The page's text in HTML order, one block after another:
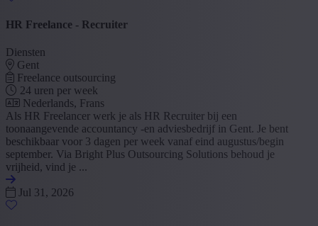
HR Freelance - Recruiter
Diensten
Gent
Freelance outsourcing
24 uren per week
Nederlands, Frans
Als HR Freelancer werk je als HR Recruiter bij een
toonaangevende accountancy -en adviesbedrijf in Gent. Je bent
beschikbaar voor 3 dagen per week vanaf eind augustus/begin
september. Via Bright Plus Outsourcing Solutions behoud je
vrijheid, vind je ...
Jul 31, 2026